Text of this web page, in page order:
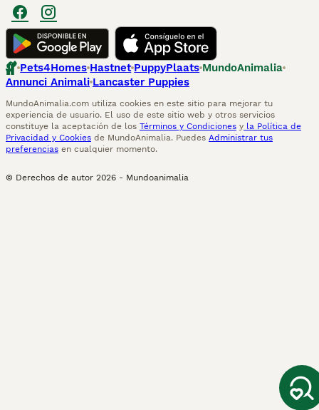
Pets4Homes Hastnet PuppyPlaats MundoAnimalia
Annunci Animali Lancaster Puppies
MundoAnimalia.com utiliza cookies en este sitio para mejorar tu
experiencia de usuario. El uso de este sitio web y otros servicios
constituye la aceptación de los Términos y Condiciones y la Política de
Privacidad y Cookies de MundoAnimalia. Puedes Administrar tus
preferencias en cualquier momento.
© Derechos de autor 2026 - Mundoanimalia